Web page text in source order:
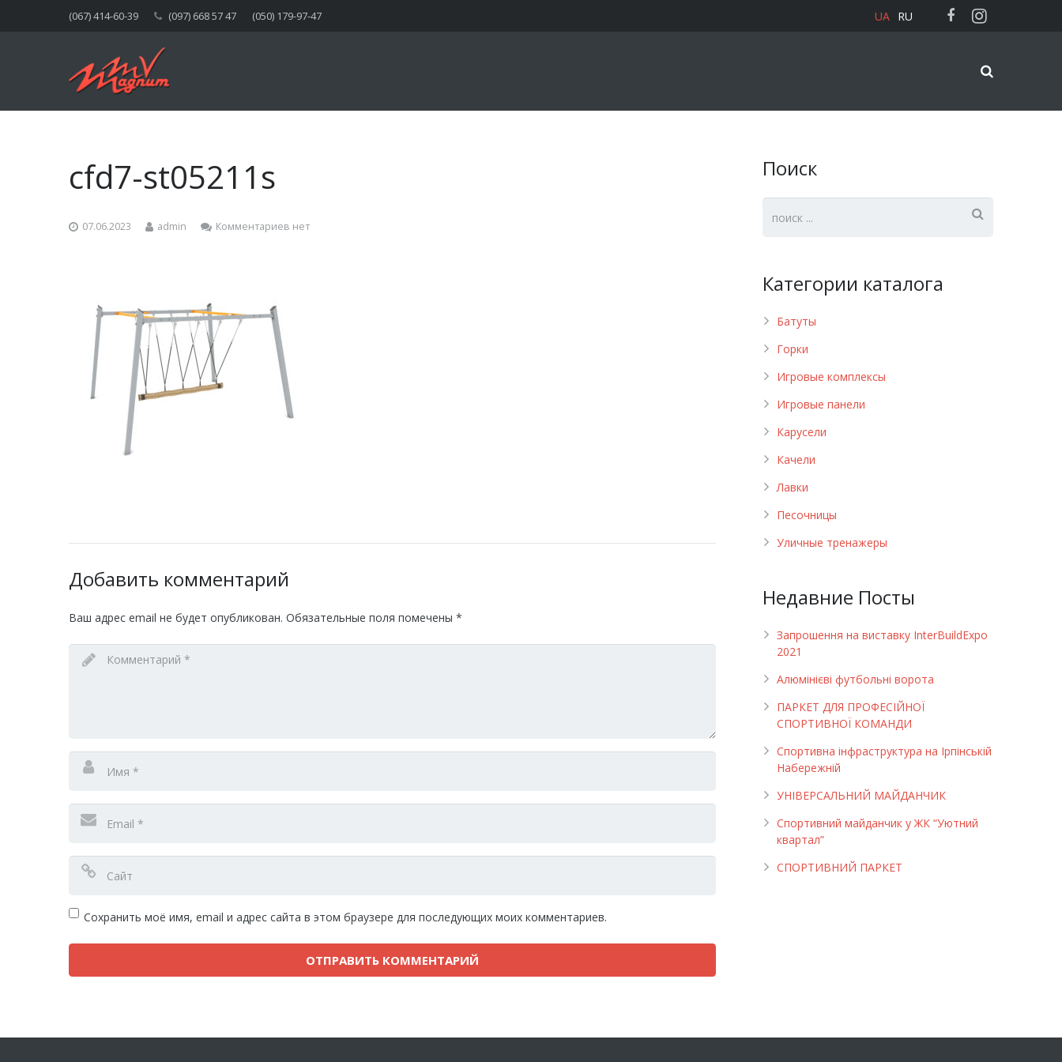
(067) 414-60-39 (097) 668 57 47 (050) 179-97-47 UA RU
cfd7-st05211s
07.06.2023 admin Комментариев нет
Добавить комментарий
Ваш адрес email не будет опубликован. Обязательные поля помечены *
Сохранить моё имя, email и адрес сайта в этом браузере для последующих моих комментариев.
Поиск
Категории каталога
Батуты
Горки
Игровые комплексы
Игровые панели
Карусели
Качели
Лавки
Песочницы
Уличные тренажеры
Недавние Посты
Запрошення на виставку InterBuildExpo
2021
Алюмінієві футбольні ворота
ПАРКЕТ ДЛЯ ПРОФЕСІЙНОЇ
СПОРТИВНОЇ КОМАНДИ
Спортивна інфраструктура на Ірпінській
Набережній
УНІВЕРСАЛЬНИЙ МАЙДАНЧИК
Cпортивний майданчик у ЖК “Уютний
квартал”
СПОРТИВНИЙ ПАРКЕТ